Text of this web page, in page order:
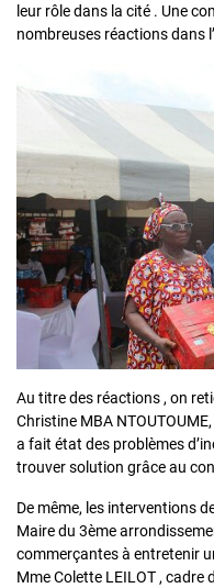
leur rôle dans la cité . Une
nombreuses réactions dans
Au titre des réactions , on
Christine MBA
a fait état des problèmes
trouver solution grâce au
De même, les interventions
Maire du 3ème
commerçantes à entretenir
Mme Colette LEILOT , cadre